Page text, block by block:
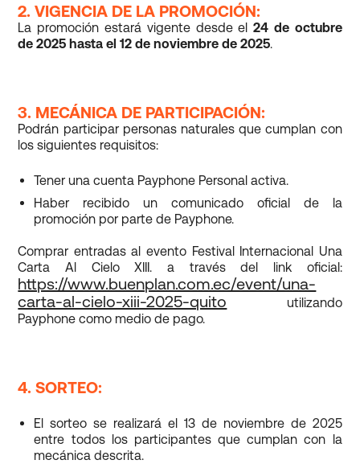
2. VIGENCIA DE LA PROMOCIÓN:
La promoción estará vigente desde el24 de octubre
de 2025 hasta el 12 de noviembre de 2025.
3. MECÁNICA DE PARTICIPACIÓN:
Podrán participar personas naturales que cumplan con
los siguientes requisitos:
Tener una cuenta Payphone Personal activa.
Haber recibido un comunicado oficial de la
promoción por parte de Payphone.
Comprar entradas al evento Festival Internacional Una
Carta Al Cielo XIII. a través del link oficial:
https://www.buenplan.com.ec/event/una-
carta-al-cielo-xiii-2025-quito utilizando
Payphone como medio de pago.
4. SORTEO:
El sorteo se realizará el 13 de noviembre de 2025
entre todos los participantes que cumplan con la
mecánica descrita.